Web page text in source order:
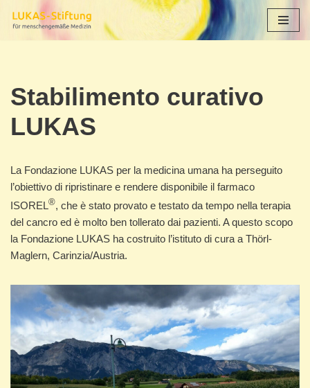
Stabilimento curativo
LUKAS
La Fondazione LUKAS per la medicina umana ha perseguito
l’obiettivo di ripristinare e rendere disponibile il farmaco
ISOREL®, che è stato provato e testato da tempo nella terapia
del cancro ed è molto ben tollerato dai pazienti. A questo scopo
la Fondazione LUKAS ha costruito l’istituto di cura a Thörl-
Maglern, Carinzia/Austria.